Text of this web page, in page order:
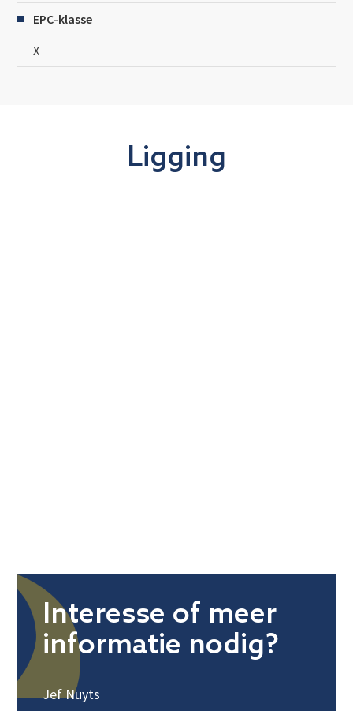
EPC-klasse
X
Ligging
Interesse of meer
informatie nodig?
Jef Nuyts